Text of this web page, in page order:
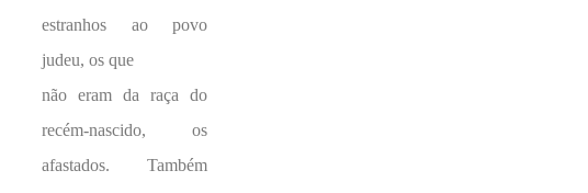
estranhos ao povo
judeu, os que
não eram da raça do
recém-nascido, os
afastados. Também